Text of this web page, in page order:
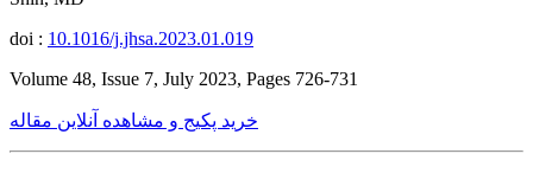
doi : 10.1016/j.jhsa.2023.01.019
Volume 48, Issue 7, July 2023, Pages 726-731
خرید پکیج و مشاهده آنلاین مقاله